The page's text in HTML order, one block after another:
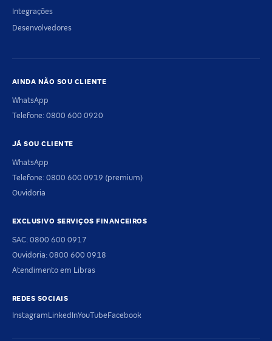
Integrações
Desenvolvedores
AINDA NÃO SOU CLIENTE
WhatsApp
Telefone: 0800 600 0920
JÁ SOU CLIENTE
WhatsApp
Telefone: 0800 600 0919 (premium)
Ouvidoria
EXCLUSIVO SERVIÇOS FINANCEIROS
SAC: 0800 600 0917
Ouvidoria: 0800 600 0918
Atendimento em Libras
REDES SOCIAIS
InstagramLinkedInYouTubeFacebook